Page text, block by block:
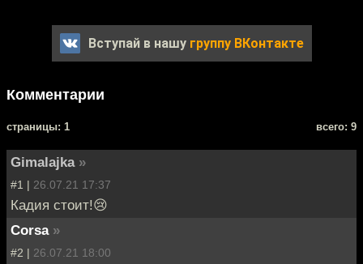
Вступай в нашу группу ВКонтакте
Комментарии
cтраницы: 1 всего: 9
Gimalajka »
#1 | 26.07.21 17:37
Кадия стоит!😢
Corsa »
#2 | 26.07.21 18:00